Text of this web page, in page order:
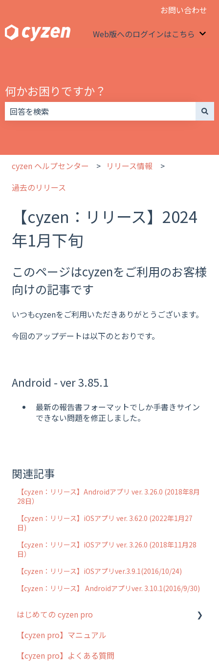
お問い合わせ
Web版へのログインはこちら
何かお困りですか？
cyzen ヘルプセンター
リリース情報
過去のリリース
【cyzen：リリース】2024
年1月下旬
このページはcyzenをご利用のお客様
向けの記事です
いつもcyzenをご利用いただきありがとうございます。
今回のアップデートは以下のとおりです。
Android - ver 3.85.1
最新の報告書フォーマットでしか手書きサイン
できない問題を修正しました。
関連記事
【cyzen：リリース】Androidアプリ ver. 3.26.0 (2018年8月
28日）
【cyzen：リリース】iOSアプリ ver. 3.62.0 (2022年1月27
日)
【cyzen：リリース】iOSアプリ ver. 3.26.0 (2018年11月28
日）
【cyzen：リリース】iOSアプリver.3.9.1(2016/10/24)
【cyzen：リリース】 Androidアプリver. 3.10.1(2016/9/30)
はじめての cyzen pro
cyzen pro とは？
簡易マニュアル
【cyzen pro】マニュアル
【cyzen pro】よくある質問